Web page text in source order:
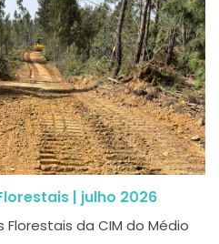
| julho 2026
da CIM do Médio